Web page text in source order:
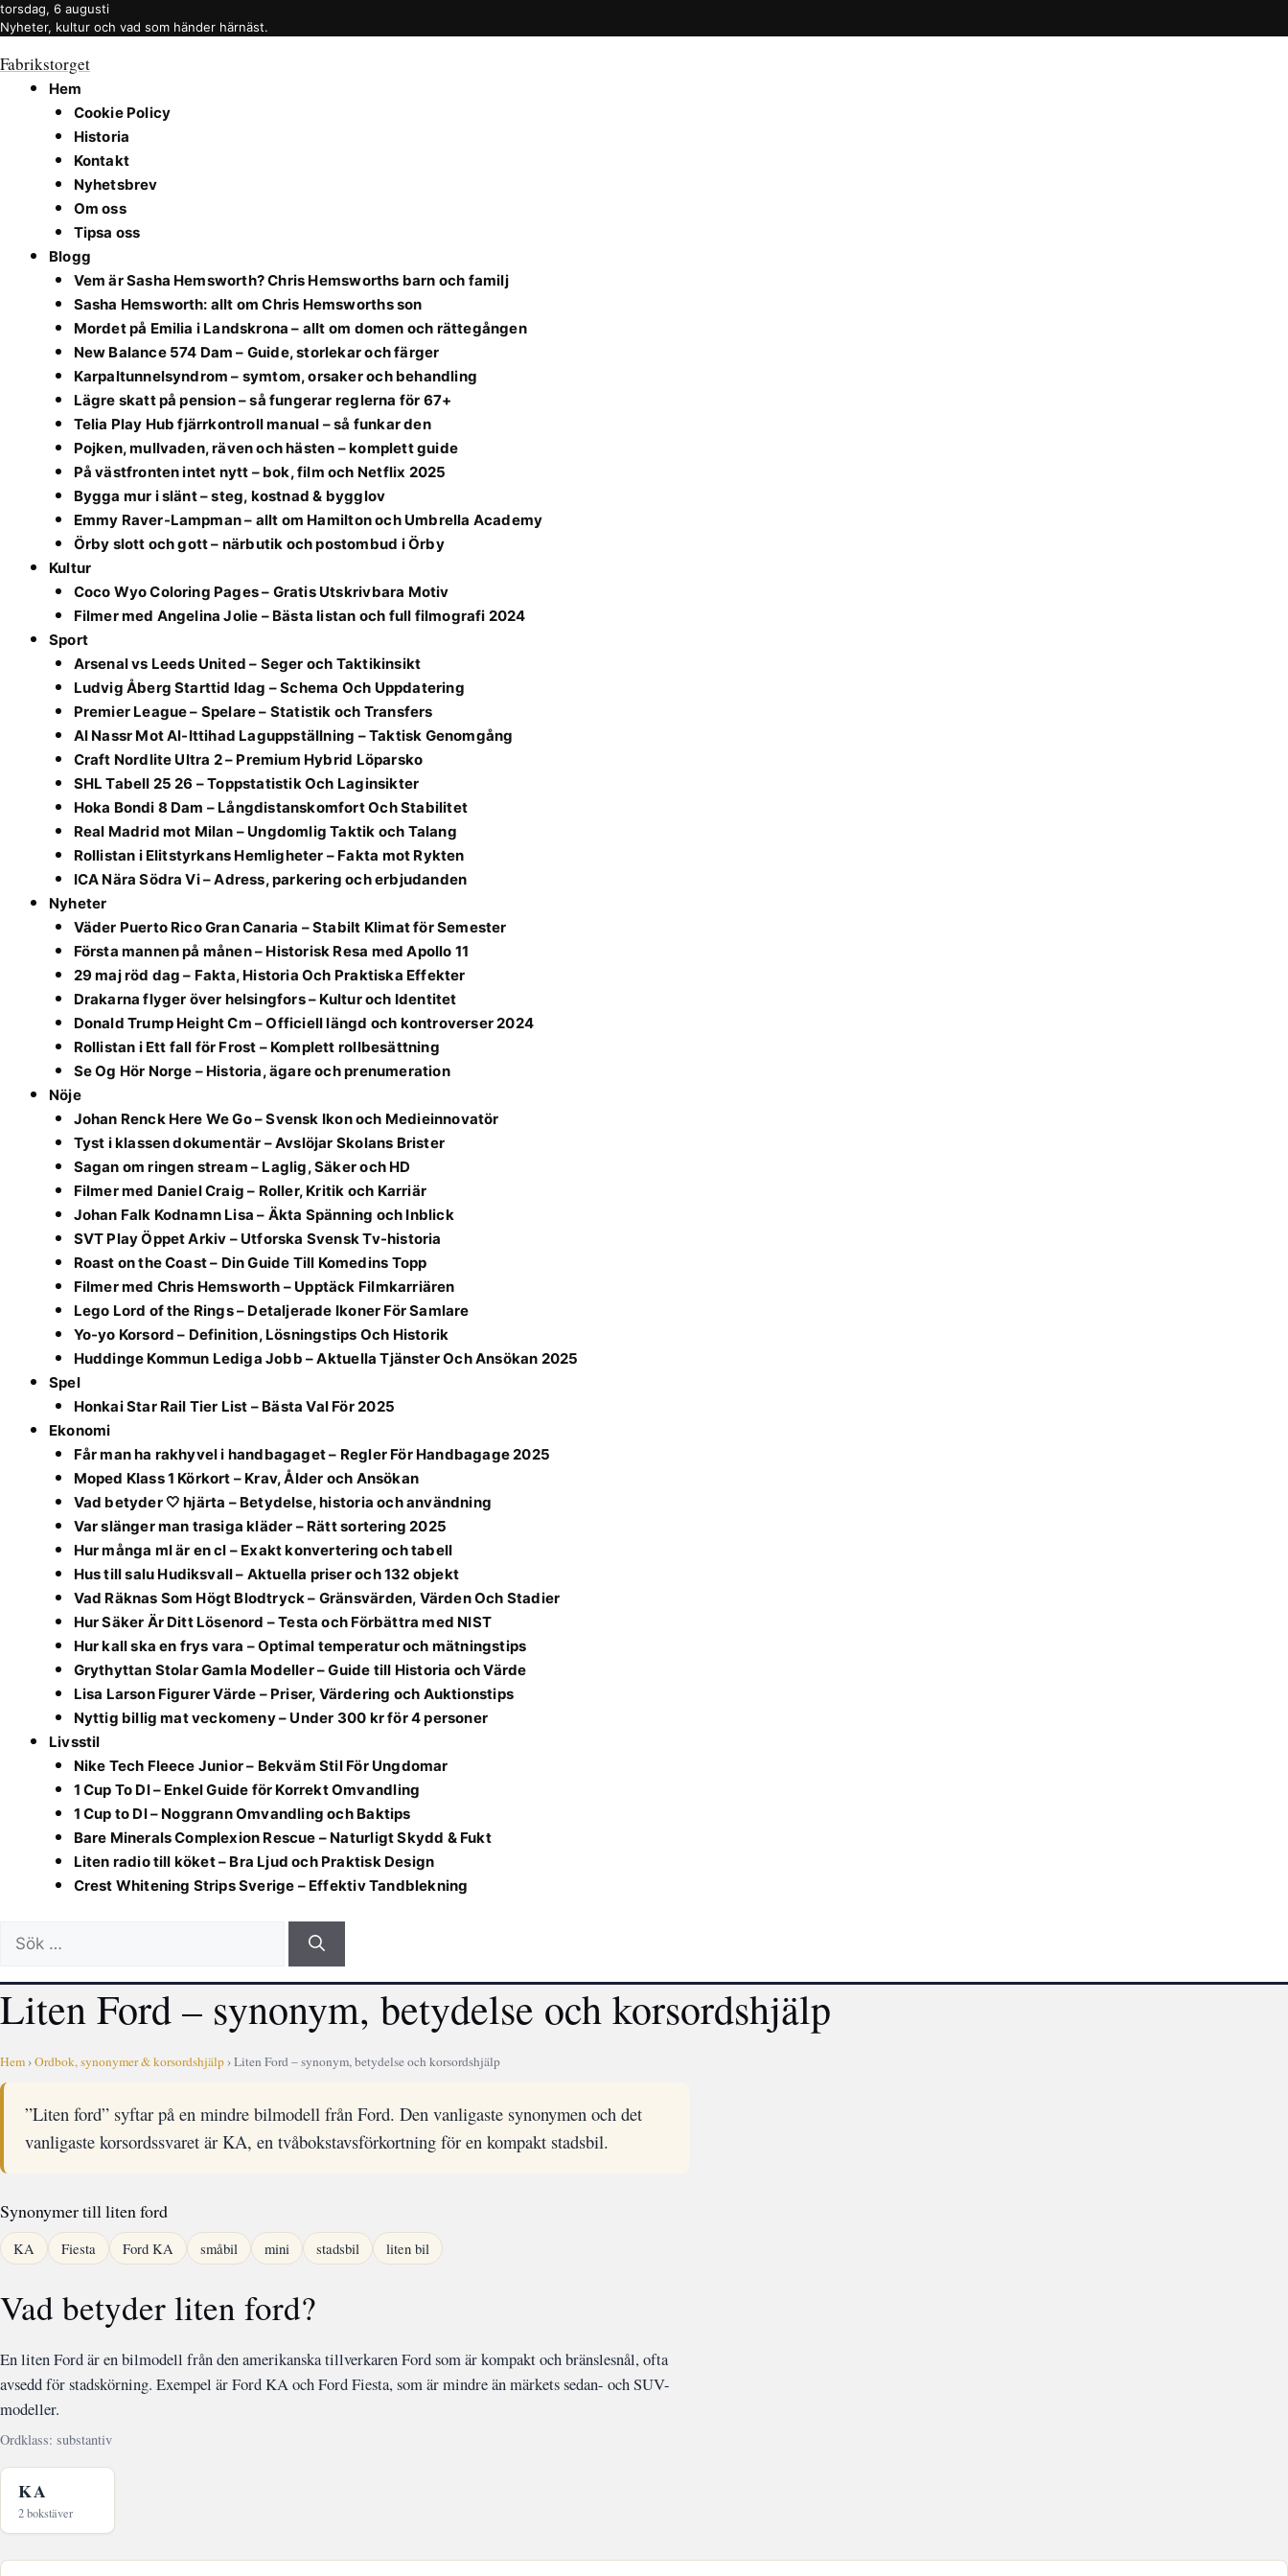
torsdag, 6 augusti
Nyheter, kultur och vad som händer härnäst.
Fabrikstorget
Hem
Cookie Policy
Historia
Kontakt
Nyhetsbrev
Om oss
Tipsa oss
Blogg
Vem är Sasha Hemsworth? Chris Hemsworths barn och familj
Sasha Hemsworth: allt om Chris Hemsworths son
Mordet på Emilia i Landskrona – allt om domen och rättegången
New Balance 574 Dam – Guide, storlekar och färger
Karpaltunnelsyndrom – symtom, orsaker och behandling
Lägre skatt på pension – så fungerar reglerna för 67+
Telia Play Hub fjärrkontroll manual – så funkar den
Pojken, mullvaden, räven och hästen – komplett guide
På västfronten intet nytt – bok, film och Netflix 2025
Bygga mur i slänt – steg, kostnad & bygglov
Emmy Raver-Lampman – allt om Hamilton och Umbrella Academy
Örby slott och gott – närbutik och postombud i Örby
Kultur
Coco Wyo Coloring Pages – Gratis Utskrivbara Motiv
Filmer med Angelina Jolie – Bästa listan och full filmografi 2024
Sport
Arsenal vs Leeds United – Seger och Taktikinsikt
Ludvig Åberg Starttid Idag – Schema Och Uppdatering
Premier League – Spelare – Statistik och Transfers
Al Nassr Mot Al-Ittihad Laguppställning – Taktisk Genomgång
Craft Nordlite Ultra 2 – Premium Hybrid Löparsko
SHL Tabell 25 26 – Toppstatistik Och Laginsikter
Hoka Bondi 8 Dam – Långdistanskomfort Och Stabilitet
Real Madrid mot Milan – Ungdomlig Taktik och Talang
Rollistan i Elitstyrkans Hemligheter – Fakta mot Rykten
ICA Nära Södra Vi – Adress, parkering och erbjudanden
Nyheter
Väder Puerto Rico Gran Canaria – Stabilt Klimat för Semester
Första mannen på månen – Historisk Resa med Apollo 11
29 maj röd dag – Fakta, Historia Och Praktiska Effekter
Drakarna flyger över helsingfors – Kultur och Identitet
Donald Trump Height Cm – Officiell längd och kontroverser 2024
Rollistan i Ett fall för Frost – Komplett rollbesättning
Se Og Hör Norge – Historia, ägare och prenumeration
Nöje
Johan Renck Here We Go – Svensk Ikon och Medieinnovatör
Tyst i klassen dokumentär – Avslöjar Skolans Brister
Sagan om ringen stream – Laglig, Säker och HD
Filmer med Daniel Craig – Roller, Kritik och Karriär
Johan Falk Kodnamn Lisa – Äkta Spänning och Inblick
SVT Play Öppet Arkiv – Utforska Svensk Tv-historia
Roast on the Coast – Din Guide Till Komedins Topp
Filmer med Chris Hemsworth – Upptäck Filmkarriären
Lego Lord of the Rings – Detaljerade Ikoner För Samlare
Yo-yo Korsord – Definition, Lösningstips Och Historik
Huddinge Kommun Lediga Jobb – Aktuella Tjänster Och Ansökan 2025
Spel
Honkai Star Rail Tier List – Bästa Val För 2025
Ekonomi
Får man ha rakhyvel i handbagaget – Regler För Handbagage 2025
Moped Klass 1 Körkort – Krav, Ålder och Ansökan
Vad betyder 🤍 hjärta – Betydelse, historia och användning
Var slänger man trasiga kläder – Rätt sortering 2025
Hur många ml är en cl – Exakt konvertering och tabell
Hus till salu Hudiksvall – Aktuella priser och 132 objekt
Vad Räknas Som Högt Blodtryck – Gränsvärden, Värden Och Stadier
Hur Säker Är Ditt Lösenord – Testa och Förbättra med NIST
Hur kall ska en frys vara – Optimal temperatur och mätningstips
Grythyttan Stolar Gamla Modeller – Guide till Historia och Värde
Lisa Larson Figurer Värde – Priser, Värdering och Auktionstips
Nyttig billig mat veckomeny – Under 300 kr för 4 personer
Livsstil
Nike Tech Fleece Junior – Bekväm Stil För Ungdomar
1 Cup To Dl – Enkel Guide för Korrekt Omvandling
1 Cup to Dl – Noggrann Omvandling och Baktips
Bare Minerals Complexion Rescue – Naturligt Skydd & Fukt
Liten radio till köket – Bra Ljud och Praktisk Design
Crest Whitening Strips Sverige – Effektiv Tandblekning
Sök
efter:
Liten Ford – synonym, betydelse och korsordshjälp
Hem›Ordbok, synonymer & korsordshjälp› Liten Ford – synonym, betydelse och korsordshjälp
”Liten ford” syftar på en mindre bilmodell från Ford. Den vanligaste synonymen och det
vanligaste korsordssvaret är KA, en tvåbokstavsförkortning för en kompakt stadsbil.
Synonymer till liten ford
KA Fiesta Ford KA småbil mini stadsbil liten bil
Vad betyder liten ford?
En liten Ford är en bilmodell från den amerikanska tillverkaren Ford som är kompakt och bränslesnål, ofta
avsedd för stadskörning. Exempel är Ford KA och Ford Fiesta, som är mindre än märkets sedan- och SUV-
modeller.
Ordklass: substantiv
KA
2 bokstäver